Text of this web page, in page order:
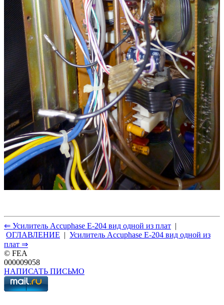
⇐ Усилитель Accuphase E-204 вид одной из плат |
ОГЛАВЛЕНИЕ | Усилитель Accuphase E-204 вид одной из
плат ⇒
© FEA
000009058
НАПИСАТЬ ПИСЬМО